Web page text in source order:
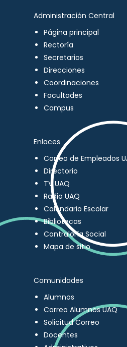
Administración Central
Página principal
Rectoría
Secretarios
Direcciones
Coordinaciones
Facultades
Campus
Enlaces
Correo de Empleados
Directorio
TV UAQ
Radio UAQ
Calendario Escolar
Bibliotecas
Contraloría Social
Mapa de sitio
Comunidades
Alumnos
Correo Alumnos UAQ
Solicitud Correo
Docentes